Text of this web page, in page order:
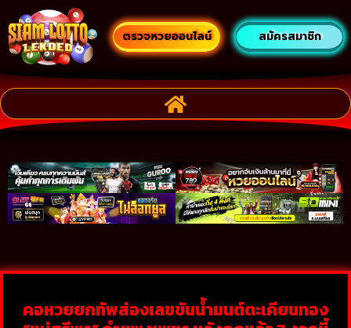
ตรวจหวยออนไลน์ สมัครสมาชิก
คอหวยยกทัพส่องเลขขันน้ำมนต์ตะเคียนทอง